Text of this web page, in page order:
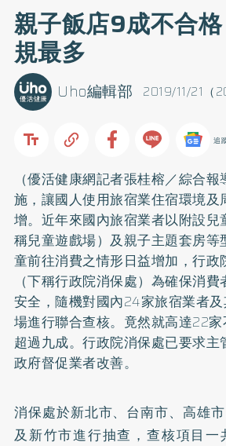
親子飯店9成不合
規最多
2019/11/21（
Uho編輯部
追
（優活健康網記者張桂榕／綜合
施，讓國人使用旅宿業住宿環境及
增。近年來國內旅宿業者以附設兒
稱兒童遊戲場）及親子主題套房等
童前往消費之情形日益增加，行政
（下稱行政院消保處）為確保消
安全，隨機對國內24家旅宿業者
場進行聯合查核。竟然就高達22
超過九成。行政院消保處已要求
政府督促業者改善。
消保處於新北市、台南市、高雄
及新竹市進行抽查，查核項目一